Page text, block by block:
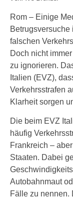
Rom – Einige
falschen
Doch nicht
zu ignorieren.
Italien (EVZ),
Verkehrsstrafen
Klarheit sorgen
Die beim EVZ
häufig
Frankreich –
Staaten. Dabei
Autobahnmaut
Fälle zu nennen.